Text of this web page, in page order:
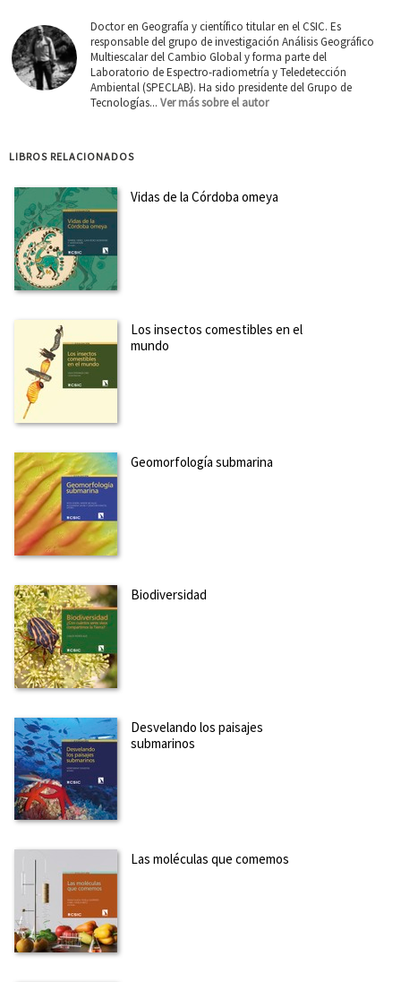
Doctor en Geografía y científico titular en el CSIC. Es
responsable del grupo de investigación Análisis Geográfico
Multiescalar del Cambio Global y forma parte del
Laboratorio de Espectro-radiometría y Teledetección
Ambiental (SPECLAB). Ha sido presidente del Grupo de
Tecnologías... Ver más sobre el autor
LIBROS RELACIONADOS
Vidas de la Córdoba omeya
Los insectos comestibles en el
mundo
Geomorfología submarina
Biodiversidad
Desvelando los paisajes
submarinos
Las moléculas que comemos